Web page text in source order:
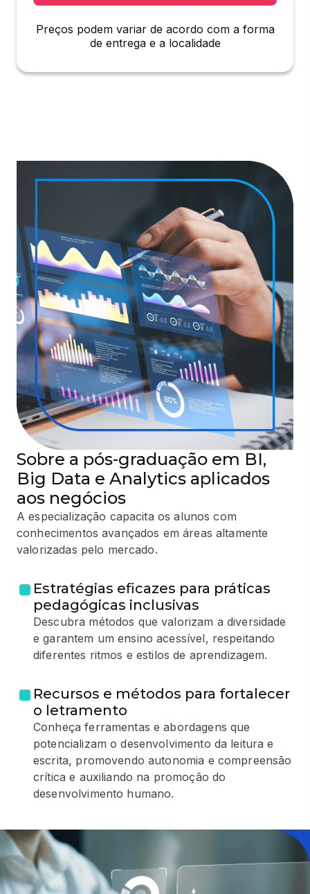
Preços podem variar de acordo com a forma
de entrega e a localidade
Sobre a pós-graduação em BI,
Big Data e Analytics aplicados
aos negócios
A especialização capacita os alunos com
conhecimentos avançados em áreas altamente
valorizadas pelo mercado.
Estratégias eficazes para práticas
pedagógicas inclusivas
Descubra métodos que valorizam a diversidade
e garantem um ensino acessível, respeitando
diferentes ritmos e estilos de aprendizagem.
Recursos e métodos para fortalecer
o letramento
Conheça ferramentas e abordagens que
potencializam o desenvolvimento da leitura e
escrita, promovendo autonomia e compreensão
crítica e auxiliando na promoção do
desenvolvimento humano.